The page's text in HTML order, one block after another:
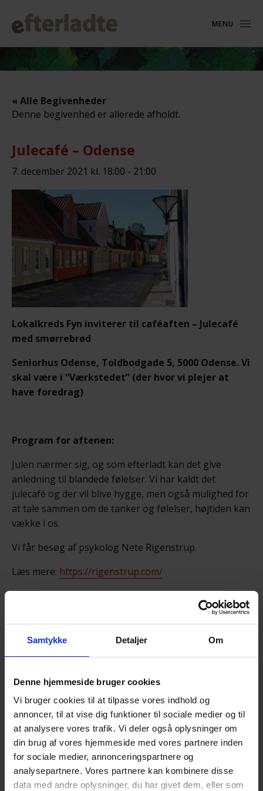
Samtykke Detaljer Om
Denne hjemmeside bruger cookies
Vi bruger cookies til at tilpasse vores indhold og
annoncer, til at vise dig funktioner til sociale medier og til
at analysere vores trafik. Vi deler også oplysninger om
din brug af vores hjemmeside med vores partnere inden
for sociale medier, annonceringspartnere og
analysepartnere. Vores partnere kan kombinere disse
data med andre oplysninger, du har givet dem, eller som
MENU
« Alle Begivenheder
Denne begivenhed er allerede afholdt.
Julecafé – Odense
7. december 2021 kl. 18:00 - 21:00
Lokalkreds Fyn inviterer til caféaften – Julecafé
med smørrebrød
Seniorhus Odense, Toldbodgade 5, 5000 Odense. Vi
skal være i “Værkstedet” (der hvor vi plejer at
have foredrag)
Program for aftenen:
Julen nærmer sig, og som efterladt kan det give
anledning til blandede følelser. Vi har kaldt det
julecafé og der vil blive hygge, men også mulighed for
at tale sammen om de tanker og følelser, højtiden kan
vække i os.
Vi får besøg af psykolog Nete Rigenstrup.
Læs mere: https://rigenstrup.com/
Det der tales om, er i fortrolighed mellem deltagerne.
Der serveres smørrebrød, kaffe, te og lidt sødt.
Julecafé – Odense (nemtilmeld.dk)
Alle er velkomne!
Til vore arrangementer møder du andre
efterladte.